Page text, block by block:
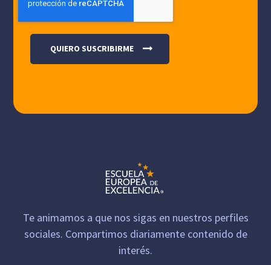
Te animamos a que nos sigas en nuestros perfiles
sociales. Compartimos diariamente contenido de
interés.